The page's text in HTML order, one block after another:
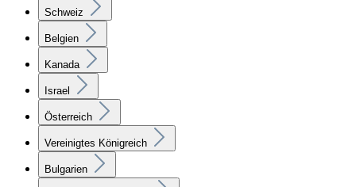
Schweiz
Belgien
Kanada
Israel
Österreich
Vereinigtes Königreich
Bulgarien